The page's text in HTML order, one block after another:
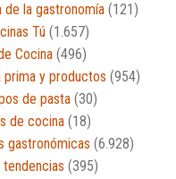
de la gastronomía (121)
Tú (1.657)
Cocina (496)
prima y productos (954)
de pasta (30)
de cocina (18)
gastronómicas (6.928)
tendencias (395)